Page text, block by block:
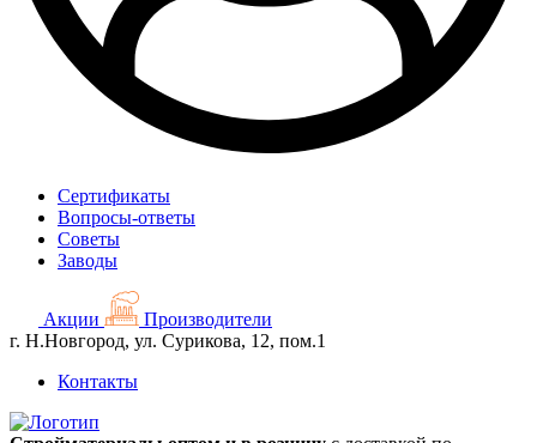
Сертификаты
Вопросы-ответы
Советы
Заводы
Акции
Производители
г. Н.Новгород, ул. Сурикова, 12, пом.1
Контакты